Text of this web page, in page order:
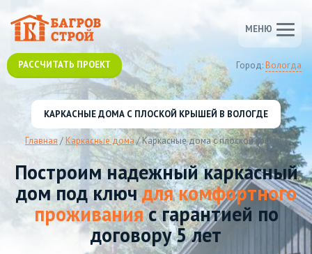
Город:Вологда
РАССЧИТАТЬ ПРОЕКТ
МЕНЮ
КАРКАСНЫЕ ДОМА С ПЛОСКОЙ КРЫШЕЙ В ВОЛОГДЕ
Главная /Каркасные дома/Каркасные дома с плоской крышей
Построим надежный каркасный
дом под ключдля комфортного
проживанияс гарантией по
договору 5 лет